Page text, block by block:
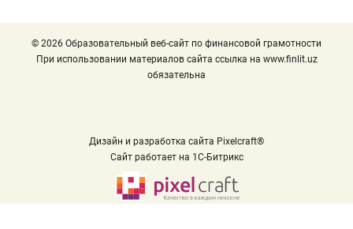
© 2026 Образовательный веб-сайт по финансовой грамотности
При использовании материалов сайта ссылка на www.finlit.uz
обязательна
Дизайн и разработка сайта Pixelcraft®
Сайт работает на 1C-Битрикс